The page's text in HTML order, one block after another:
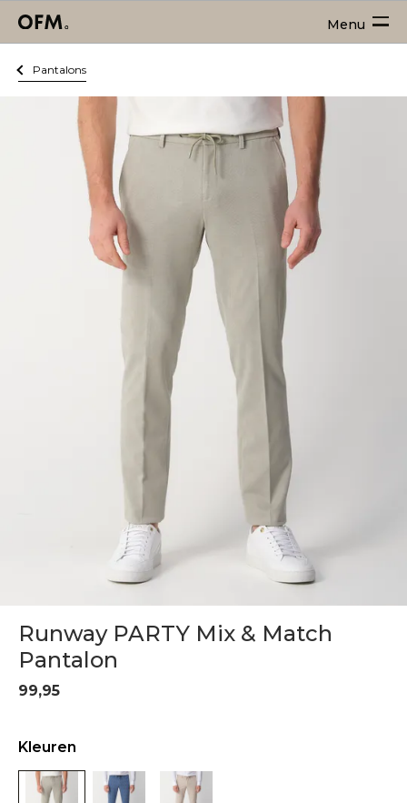
Menu
Pantalons
Runway PARTY Mix & Match
Pantalon
99,95
Kleuren